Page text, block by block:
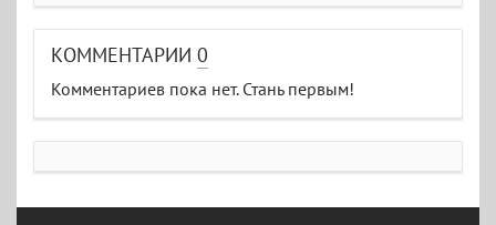
КОММЕНТАРИИ 0
Комментариев пока нет. Стань первым!